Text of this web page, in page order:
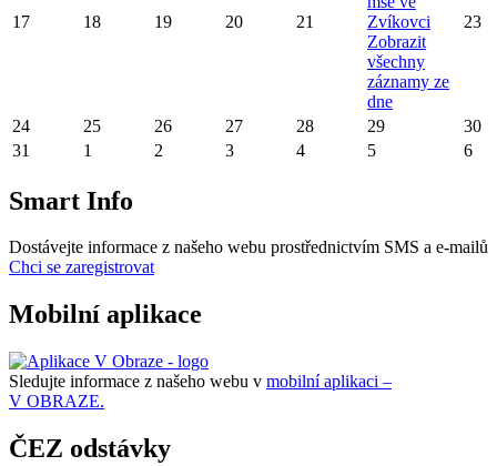
17 18 19 20 21
Zvíkovci
Zobrazit
všechny
záznamy ze
dne
23
24 25 26 27 28 29
30
31
1 2 3 4 5 6
Smart Info
Dostávejte informace z našeho webu prostřednictvím SMS a e-mailů
Chci se zaregistrovat
Mobilní aplikace
Sledujte informace z našeho webu v mobilní aplikaci –
V OBRAZE.
ČEZ odstávky